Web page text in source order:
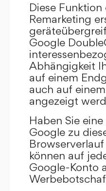
Diese
Remarketing
Google
Abhängigkeit
auf einem
auch auf
angezeigt
Haben Sie
Google zu
können auf
Google-Konto